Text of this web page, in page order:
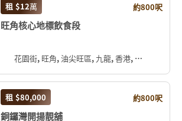
租 $12萬 約800呎
旺角核心地標飲食段
花園街, 旺角, 油尖旺區, 九龍, 香港, 中国
租 $80,000 約800呎
銅鑼灣開揚靚舖